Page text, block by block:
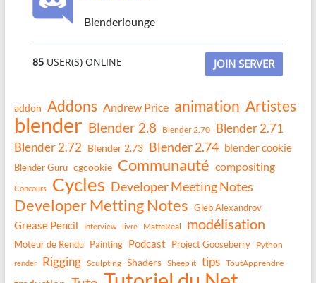
Blenderlounge
85 USER(S) ONLINE JOIN SERVER
addon Addons Andrew Price animation Artistes
blender Blender 2.8 Blender 2.70
Blender 2.71
Blender 2.72 Blender 2.73 Blender 2.74 blender cookie
Blender Guru cgcookie Communauté compositing
Concours Cycles Developer Meeting Notes
Developer Metting Notes Gleb Alexandrov
Grease Pencil Interview livre MatteReal modélisation
Moteur de Rendu Painting Podcast Project Gooseberry Python
render Rigging Sculpting Shaders Sheep it tips ToutApprendre